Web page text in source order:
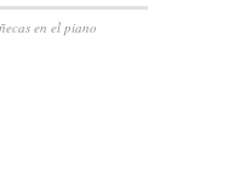
en el piano